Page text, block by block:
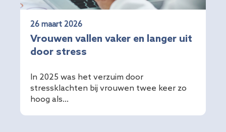
26 maart 2026
Vrouwen vallen vaker en langer uit
door stress
In 2025 was het verzuim door
stressklachten bij vrouwen twee keer zo
hoog als...